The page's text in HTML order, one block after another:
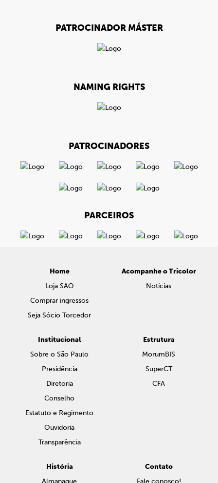
PATROCINADOR MÁSTER
NAMING RIGHTS
PATROCINADORES
PARCEIROS
Home
Loja SAO
Comprar ingressos
Seja Sócio Torcedor
Acompanhe o Tricolor
Notícias
Institucional
Sobre o São Paulo
Presidência
Diretoria
Conselho
Estatuto e Regimento
Ouvidoria
Transparência
Estrutura
MorumBIS
SuperCT
CFA
História
Almanaque
Contato
Fale conosco!